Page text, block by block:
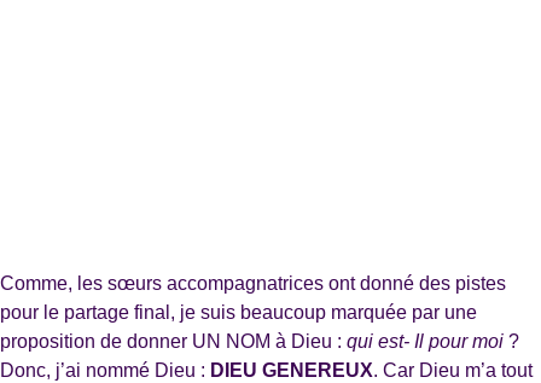
Comme, les sœurs accompagnatrices ont donné des pistes
pour le partage final, je suis beaucoup marquée par une
proposition de donner UN NOM à Dieu : qui est- Il pour moi ?
Donc, j’ai nommé Dieu : DIEU GENEREUX. Car Dieu m’a tout